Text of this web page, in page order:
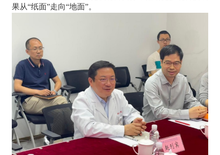
果从“纸面”走向“地面”。